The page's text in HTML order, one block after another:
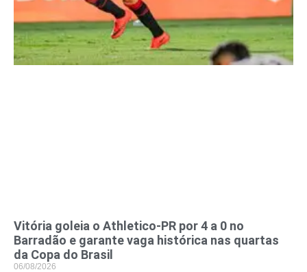
Vitória goleia o Athletico-PR por 4 a 0 no
Barradão e garante vaga histórica nas quartas
da Copa do Brasil
06/08/2026